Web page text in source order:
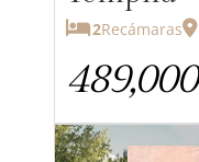
2Recámaras
489,000